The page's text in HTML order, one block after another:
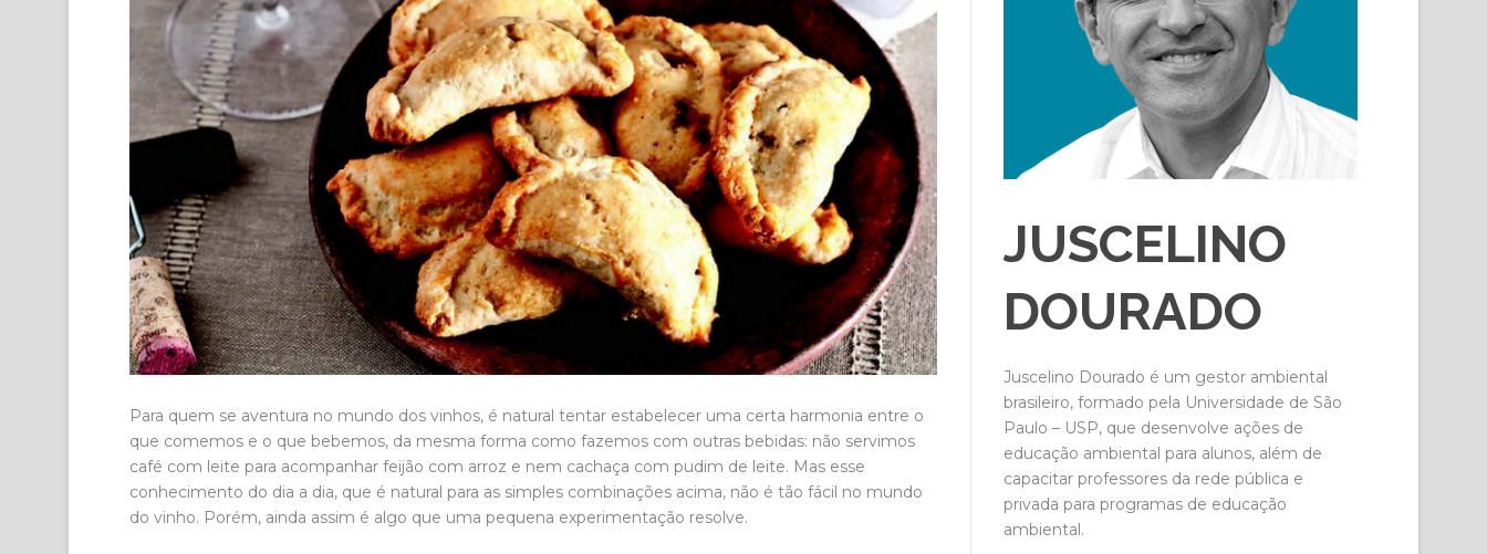
Para quem se aventura no mundo dos vinhos, é natural tentar estabelecer uma certa harmonia entre o
que comemos e o que bebemos, da mesma forma como fazemos com outras bebidas: não servimos
café com leite para acompanhar feijão com arroz e nem cachaça com pudim de leite. Mas esse
conhecimento do dia a dia, que é natural para as simples combinações acima, não é tão fácil no mundo
do vinho. Porém, ainda assim é algo que uma pequena experimentação resolve.
JUSCELINO
DOURADO
Juscelino Dourado é um gestor ambiental
brasileiro, formado pela Universidade de São
Paulo – USP, que desenvolve ações de
educação ambiental para alunos, além de
capacitar professores da rede pública e
privada para programas de educação
ambiental.